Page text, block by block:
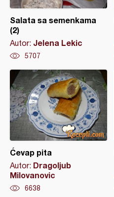
Salata sa semenkama
(2)
Autor: Jelena Lekic
5707
Ćevap pita
Autor: Dragoljub
Milovanovic
6638